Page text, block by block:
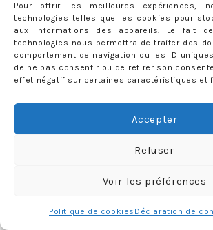
Pour offrir les meilleures expériences,
technologies telles que les cookies pour
aux informations des appareils. Le fait
technologies nous permettra de traiter des
comportement de navigation ou les ID
de ne pas consentir ou de retirer son
effet négatif sur certaines caractéristiques et
Accepter
Refuser
Voir les préférences
Politique de cookies Déclaration de
avecune jolie cape (parfaites pour
tête aux pieds et en un mouvement)
bain réussi et sans pleurs ;)
12. Et pour terminer cette liste
finalement bien utiles:
comprendrez vous-même pourquoi
le rétroviseur pour siège-